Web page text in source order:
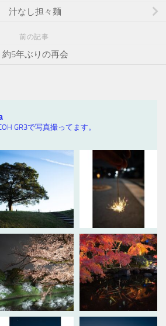
汁なし担々麺
前の記事
約5年ぶりの再会
GR3で写真撮ってます。